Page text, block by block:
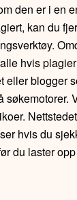
den er i en
kan du
hvis
eller blogger
søkemotorer.
hvis du
du laster